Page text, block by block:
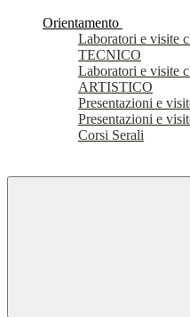
Orientamento
Laboratori e visite
TECNICO
Laboratori e visite
ARTISTICO
Presentazioni e
Presentazioni e
Corsi Serali